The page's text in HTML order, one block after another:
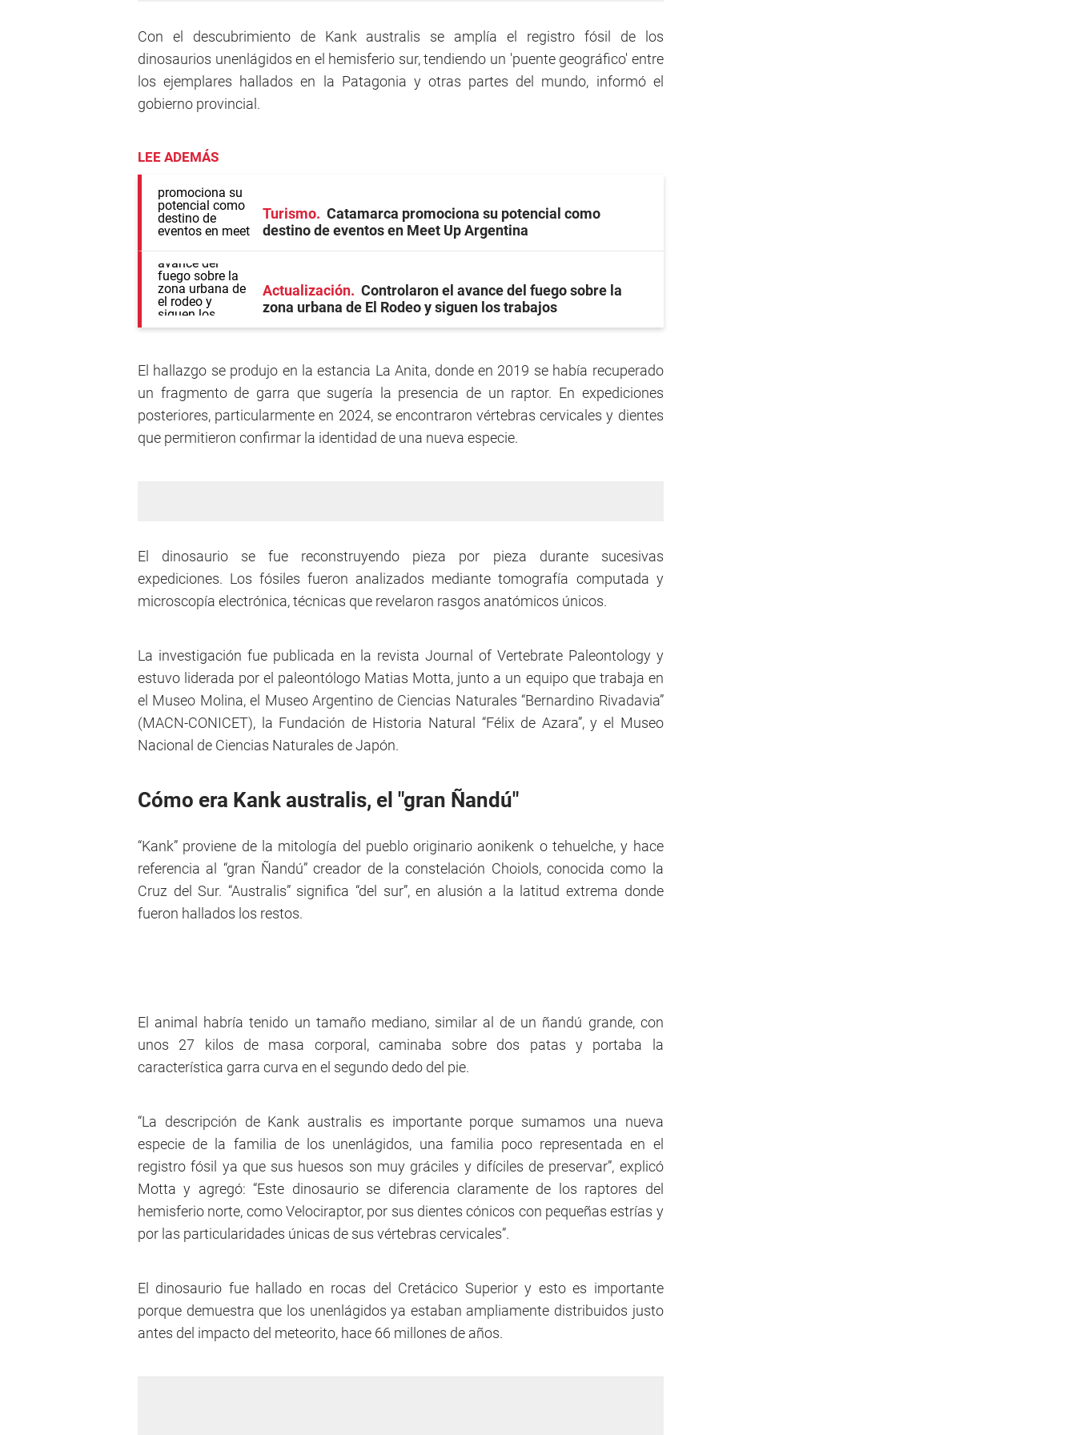
Con el descubrimiento de Kank australis se amplía el registro fósil de los
dinosaurios unenlágidos en el hemisferio sur, tendiendo un 'puente geográfico' entre
los ejemplares hallados en la Patagonia y otras partes del mundo, informó el
gobierno provincial.
LEE ADEMÁS
Turismo
Catamarca promociona su potencial como
destino de eventos en Meet Up Argentina
Actualización
Controlaron el avance del fuego sobre la
zona urbana de El Rodeo y siguen los trabajos
El hallazgo se produjo en la estancia La Anita, donde en 2019 se había recuperado
un fragmento de garra que sugería la presencia de un raptor. En expediciones
posteriores, particularmente en 2024, se encontraron vértebras cervicales y dientes
que permitieron confirmar la identidad de una nueva especie.
El dinosaurio se fue reconstruyendo pieza por pieza durante sucesivas
expediciones. Los fósiles fueron analizados mediante tomografía computada y
microscopía electrónica, técnicas que revelaron rasgos anatómicos únicos.
La investigación fue publicada en la revista Journal of Vertebrate Paleontology y
estuvo liderada por el paleontólogo Matias Motta, junto a un equipo que trabaja en
el Museo Molina, el Museo Argentino de Ciencias Naturales “Bernardino Rivadavia”
(MACN-CONICET), la Fundación de Historia Natural “Félix de Azara”, y el Museo
Nacional de Ciencias Naturales de Japón.
Cómo era Kank australis, el "gran Ñandú"
“Kank” proviene de la mitología del pueblo originario aonikenk o tehuelche, y hace
referencia al “gran Ñandú” creador de la constelación Choiols, conocida como la
Cruz del Sur. “Australis” significa “del sur”, en alusión a la latitud extrema donde
fueron hallados los restos.
El animal habría tenido un tamaño mediano, similar al de un ñandú grande, con
unos 27 kilos de masa corporal, caminaba sobre dos patas y portaba la
característica garra curva en el segundo dedo del pie.
“La descripción de Kank australis es importante porque sumamos una nueva
especie de la familia de los unenlágidos, una familia poco representada en el
registro fósil ya que sus huesos son muy gráciles y difíciles de preservar”, explicó
Motta y agregó: “Este dinosaurio se diferencia claramente de los raptores del
hemisferio norte, como Velociraptor, por sus dientes cónicos con pequeñas estrías y
por las particularidades únicas de sus vértebras cervicales”.
El dinosaurio fue hallado en rocas del Cretácico Superior y esto es importante
porque demuestra que los unenlágidos ya estaban ampliamente distribuidos justo
antes del impacto del meteorito, hace 66 millones de años.